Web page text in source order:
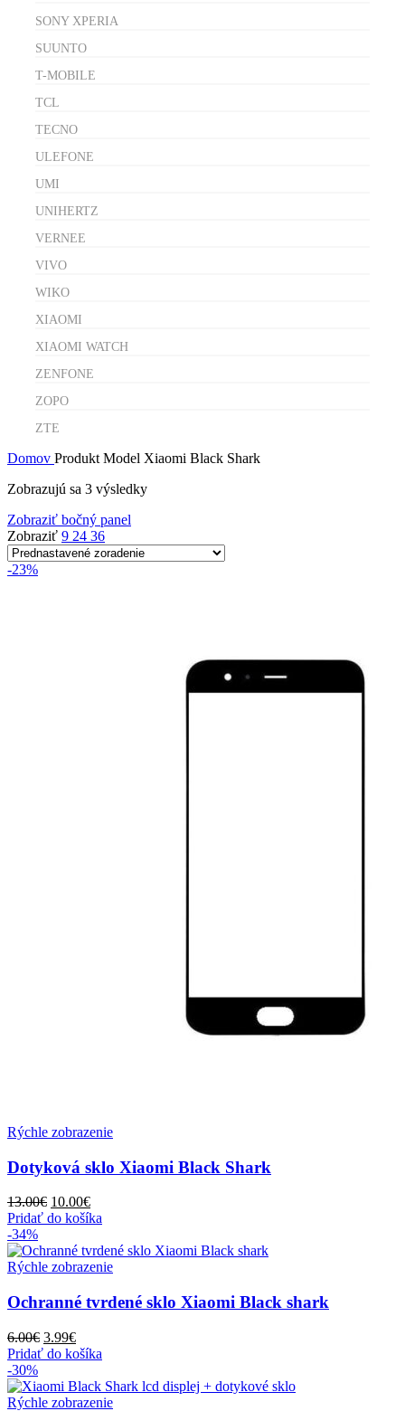
SONY XPERIA
SUUNTO
T-MOBILE
TCL
TECNO
ULEFONE
UMI
UNIHERTZ
VERNEE
VIVO
WIKO
XIAOMI
XIAOMI WATCH
ZENFONE
ZOPO
ZTE
Domov Produkt Model Xiaomi Black Shark
Zobrazujú sa 3 výsledky
Zobraziť bočný panel
Zobraziť 9 24 36
-23%
Rýchle zobrazenie
Dotyková sklo Xiaomi Black Shark
13.00€ Pôvodná
cena
13.00€.
10.00€Aktuálna
cena
10.00€.
Pridať do košíka
-34%
Rýchle zobrazenie
Ochranné tvrdené sklo Xiaomi Black shark
6.00€ Pôvodná
cena
6.00€.
3.99€Aktuálna
cena
3.99€.
Pridať do košíka
-30%
Rýchle zobrazenie